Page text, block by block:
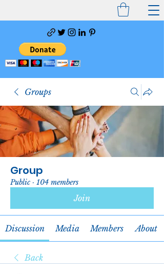
Groups
Group
Public · 104 members
Join
Discussion Media Members About
Back